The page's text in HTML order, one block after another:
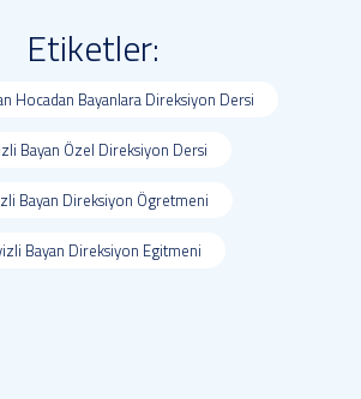
Etiketler:
Hocadan Bayanlara Direksiyon Dersi
Bayan Özel Direksiyon Dersi
Bayan Direksiyon Ögretmeni
Bayan Direksiyon Egitmeni